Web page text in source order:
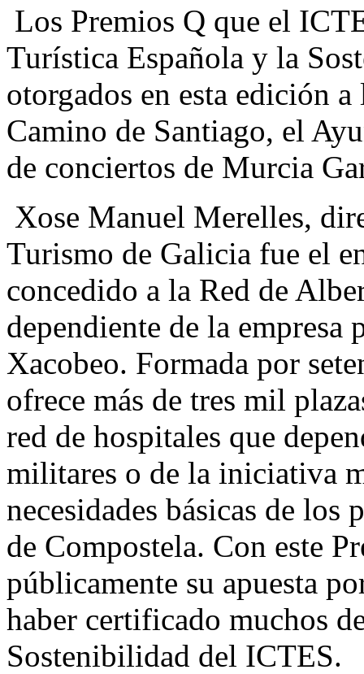
Los Premios Q que el
Turística Española y la
otorgados en esta edición
Camino de Santiago, el
de conciertos de Murcia
Xose Manuel Merelles,
Turismo de Galicia fue el
concedido a la Red de
dependiente de la
Xacobeo. Formada por
ofrece más de tres mil
red de hospitales que
militares o de la iniciativa
necesidades básicas de los
de Compostela. Con este
públicamente su apuesta
haber certificado muchos
Sostenibilidad del ICTES.